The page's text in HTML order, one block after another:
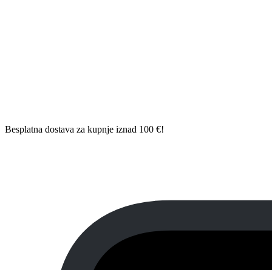
Besplatna dostava za kupnje iznad 100 €!